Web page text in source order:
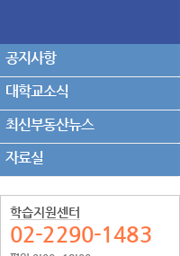
공지사항
대학교소식
최신부동산뉴스
자료실
학습지원센터
02-2290-1483